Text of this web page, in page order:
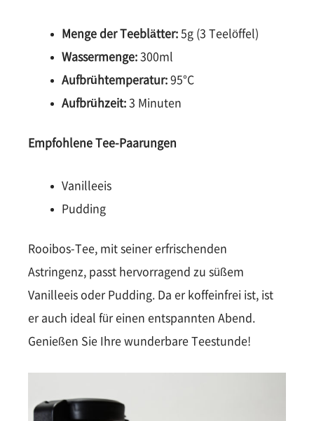
Menge der Teeblätter: 5g (3 Teelöffel)
Wassermenge: 300ml
Aufbrühtemperatur: 95°C
Aufbrühzeit: 3 Minuten
Empfohlene Tee-Paarungen
Vanilleeis
Pudding
Rooibos-Tee, mit seiner erfrischenden
Astringenz, passt hervorragend zu süßem
Vanilleeis oder Pudding. Da er koffeinfrei ist, ist
er auch ideal für einen entspannten Abend.
Genießen Sie Ihre wunderbare Teestunde!